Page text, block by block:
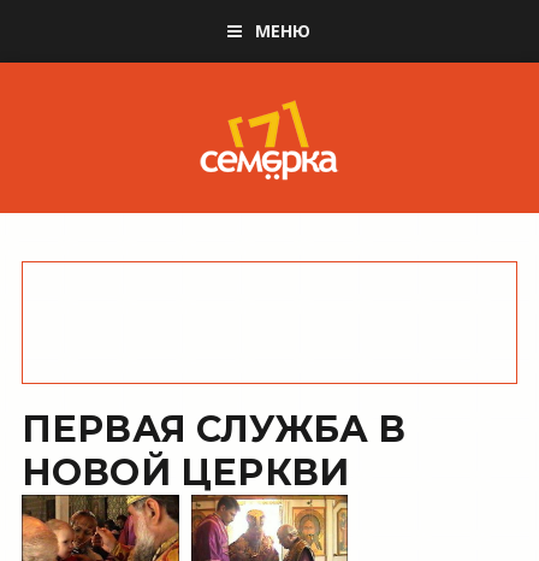
МЕНЮ
ПЕРВАЯ СЛУЖБА В
НОВОЙ ЦЕРКВИ